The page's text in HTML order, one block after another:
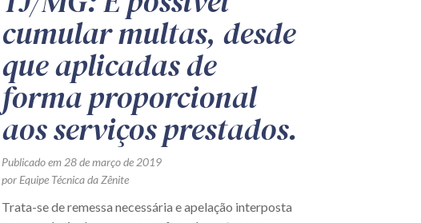
cumular multas, desde
que aplicadas de
forma proporcional
aos serviços prestados.
Publicado em 28 de março de 2019
por Equipe Técnica da Zênite
Trata-se de remessa necessária e apelação interposta